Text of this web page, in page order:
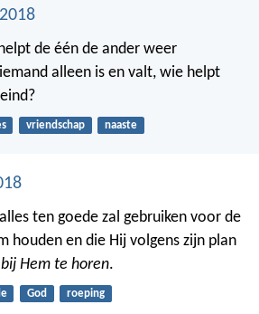
de één de ander weer
alleen is en valt, wie helpt
vriendschap naaste
ten goede zal gebruiken voor de
houden en die Hij volgens zijn plan
Hem te horen.
God roeping